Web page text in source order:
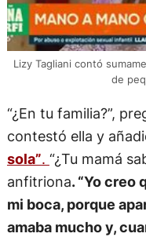
Lizy Tagliani contó
de
“¿En tu familia?”,
contestó ella y
sola”. “¿Tu mamá
anfitriona. “Yo creo
mi boca, porque
amaba mucho y,